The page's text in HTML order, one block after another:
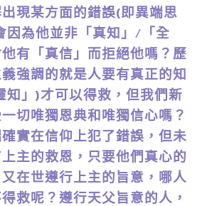
現某方面的錯誤(即異端思
因為他並非「真知」/「全
有「真信」而拒絕他嗎？歷
強調的就是人要有真正的知
知」)才可以得救，但我們新
切唯獨恩典和唯獨信心嗎？
實在信仰上犯了錯誤，但未
主的救恩，只要他們真心的
在世遵行上主的旨意，哪人
救呢？遵行天父旨意的人，